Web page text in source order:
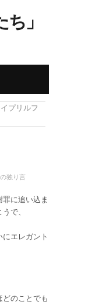
」
プリルフ
独り言
に追い込ま
で、
にエレガント
のことでも